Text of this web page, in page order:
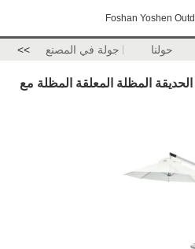
Foshan Yoshen
حولنا جولة في المصنع >>
المظلة المعلقة المظلة مع